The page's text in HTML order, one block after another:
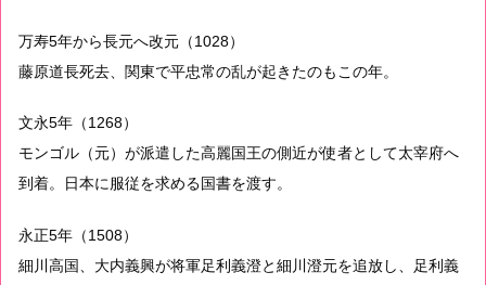
万寿5年から長元へ改元（1028）
藤原道長死去、関東で平忠常の乱が起きたのもこの年。
文永5年（1268）
モンゴル（元）が派遣した高麗国王の側近が使者として太宰府へ
到着。日本に服従を求める国書を渡す。
永正5年（1508）
細川高国、大内義興が将軍足利義澄と細川澄元を追放し、足利義